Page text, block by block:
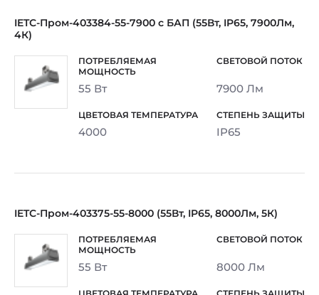
IETC-Пром-403384-55-7900 с БАП (55Вт, IP65, 7900Лм,
4К)
55 Вт 7900 Лм
4000 IP65
IETC-Пром-403375-55-8000 (55Вт, IP65, 8000Лм, 5К)
55 Вт 8000 Лм